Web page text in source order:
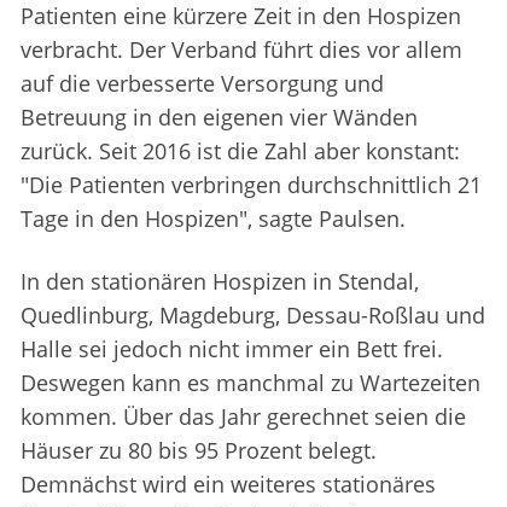
Patienten eine kürzere Zeit in den Hospizen
verbracht. Der Verband führt dies vor allem
auf die verbesserte Versorgung und
Betreuung in den eigenen vier Wänden
zurück. Seit 2016 ist die Zahl aber konstant:
"Die Patienten verbringen durchschnittlich 21
Tage in den Hospizen", sagte Paulsen.
In den stationären Hospizen in Stendal,
Quedlinburg, Magdeburg, Dessau-Roßlau und
Halle sei jedoch nicht immer ein Bett frei.
Deswegen kann es manchmal zu Wartezeiten
kommen. Über das Jahr gerechnet seien die
Häuser zu 80 bis 95 Prozent belegt.
Demnächst wird ein weiteres stationäres